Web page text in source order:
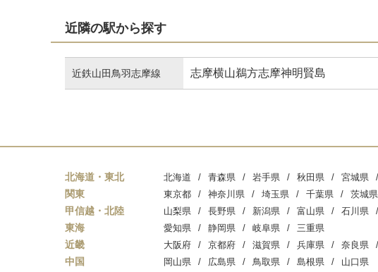
近隣の駅から探す
近鉄山田鳥羽志摩線 志摩横山鵜方志摩神明賢島
北海道・東北 北海道 青森県 岩手県 秋田県 宮城県
関東 東京都 神奈川県 埼玉県 千葉県 茨城県
甲信越・北陸 山梨県 長野県 新潟県 富山県 石川県
東海 愛知県 静岡県 岐阜県 三重県
近畿 大阪府 京都府 滋賀県 兵庫県 奈良県
中国 岡山県 広島県 鳥取県 島根県 山口県